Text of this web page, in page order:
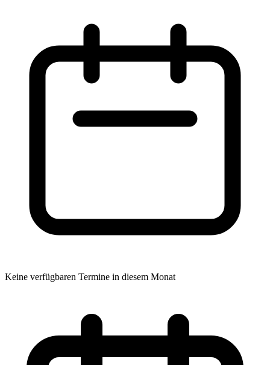
Keine verfügbaren Termine in diesem Monat